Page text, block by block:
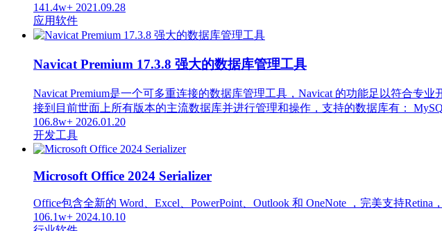
141.4w+ 2021.09.28
应用软件
Navicat Premium 17.3.8 强大的数据库管理工具
Navicat Premium是一个可多重连接的数据库管理工具，Navicat 的功能足以符合专
接到目前世面上所有版本的主流数据库并进行管理和操作，支持的数据库有：
106.8w+ 2026.01.20
开发工具
Microsoft Office 2024 Serializer
Office包含全新的 Word、Excel、PowerPoint、Outlook 和 OneNote ，完美支持
106.1w+ 2024.10.10